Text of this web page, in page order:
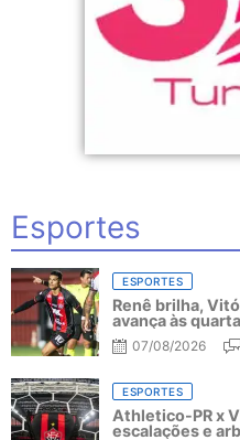
Esportes
ESPORTES
Renê brilha,
avança às
07/08/2026
ESPORTES
Athletico-PR x
escalações e